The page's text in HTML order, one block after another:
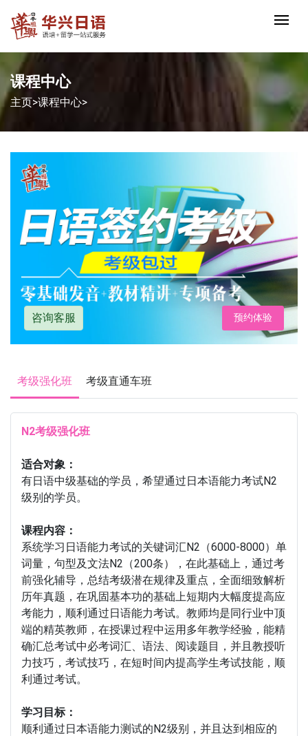
课程中心
主页>课程中心>
咨询客服 预约体验
考级强化班 考级直通车班
N2考级强化班
适合对象：
有日语中级基础的学员，希望通过日本语能力考试N2
级别的学员。
课程内容：
系统学习日语能力考试的关键词汇N2（6000-8000）单
词量，句型及文法N2（200条），在此基础上，通过考
前强化辅导，总结考级潜在规律及重点，全面细致解析
历年真题，在巩固基本功的基础上短期内大幅度提高应
考能力，顺利通过日语能力考试。教师均是同行业中顶
端的精英教师，在授课过程中运用多年教学经验，能精
确汇总考试中必考词汇、语法、阅读题目，并且教授听
力技巧，考试技巧，在短时间内提高学生考试技能，顺
利通过考试。
学习目标：
顺利通过日本语能力测试的N2级别，并且达到相应的